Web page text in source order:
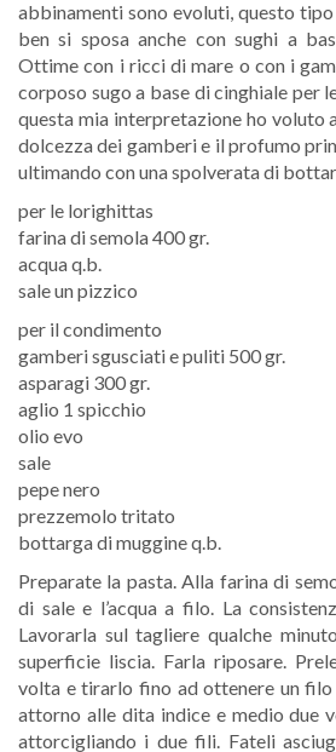
abbinamenti sono evoluti, questo
ben si sposa anche con sughi a
Ottime con i ricci di mare o con i
corposo sugo a base di cinghiale per
questa mia interpretazione ho voluto
dolcezza dei gamberi e il profumo
ultimando con una spolverata di
per le lorighittas
farina di semola 400 gr.
acqua q.b.
sale un pizzico
per il condimento
gamberi sgusciati e puliti 500 gr.
asparagi 300 gr.
aglio 1 spicchio
olio evo
sale
pepe nero
prezzemolo tritato
bottarga di muggine q.b.
Preparate la pasta. Alla farina di
di sale e l’acqua a filo. La
Lavorarla sul tagliere qualche
superficie liscia. Farla riposare.
volta e tirarlo fino ad ottenere un
attorno alle dita indice e medio due
attorcigliando i due fili. Fateli